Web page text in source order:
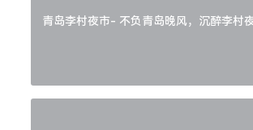
青岛李村夜市- 不负青岛晚风，沉醉李村